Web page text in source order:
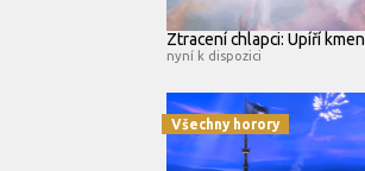
Ztracení chlapci: Upíří kmen
nyní k dispozici
Všechny horory